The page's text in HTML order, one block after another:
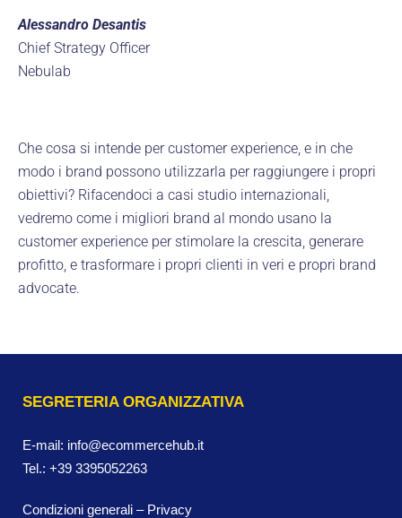
Alessandro Desantis
Chief Strategy Officer
Nebulab
Che cosa si intende per customer experience, e in che
modo i brand possono utilizzarla per raggiungere i propri
obiettivi? Rifacendoci a casi studio internazionali,
vedremo come i migliori brand al mondo usano la
customer experience per stimolare la crescita, generare
profitto, e trasformare i propri clienti in veri e propri brand
advocate.
SEGRETERIA ORGANIZZATIVA
E-mail: info@ecommercehub.it
Tel.: +39 3395052263
Condizioni generali – Privacy